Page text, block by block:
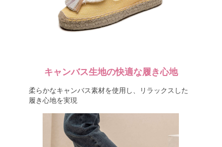
キャンバス生地の快適な履き心地
柔らかなキャンバス素材を使用し、リラックスした
履き心地を実現